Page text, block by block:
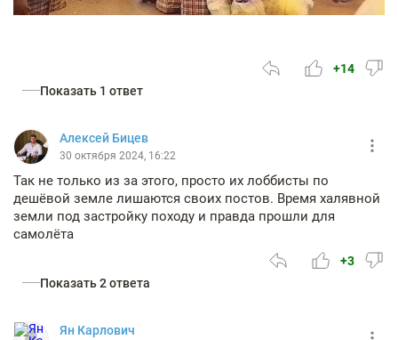
+14
Показать 1 ответ
Алексей Бицев
30 октября 2024, 16:22
Так не только из за этого, просто их лоббисты по
дешёвой земле лишаются своих постов. Время халявной
земли под застройку походу и правда прошли для
самолёта
+3
Показать 2 ответа
Ян Карлович